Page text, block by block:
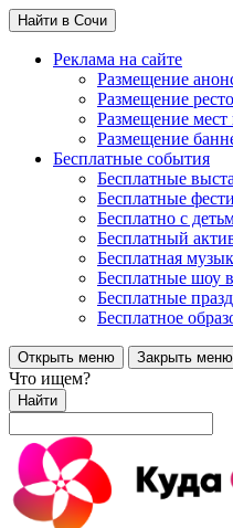
Найти в Сочи
Реклама на сайте
Размещение
Размещение
Размещение
Размещение
Бесплатные события
Бесплатные
Бесплатные
Бесплатно с
Бесплатный
Бесплатная
Бесплатные шоу
Бесплатные
Бесплатное
Открыть меню Закрыть меню
Что ищем?
Найти